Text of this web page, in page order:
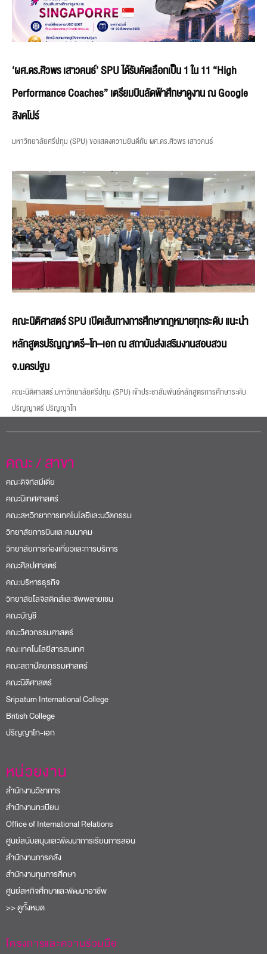
‘ผศ.ดร.ศิวพร เสาวคนธ์’ SPU ได้รับคัดเลือกเป็น 1 ใน 11 “High
Performance Coaches” เตรียมบินลัดฟ้าศึกษาดูงาน ณ Google
สิงคโปร์
มหาวิทยาลัยศรีปทุม (SPU) ขอแสดงความยินดีกับ ผศ.ดร.ศิวพร เสาวคนธ์
คณะนิติศาสตร์ SPU เปิดเส้นทางการศึกษากฎหมายทุกระดับ แนะนำ
หลักสูตรปริญญาตรี–โท–เอก ณ สถาบันส่งเสริมงานสอบสวน
จ.นครปฐม
คณะนิติศาสตร์ มหาวิทยาลัยศรีปทุม (SPU) เข้าประชาสัมพันธ์หลักสูตรการศึกษาระดับ
ปริญญาตรี ปริญญาโท
คณะ / สาขา
คณะดิจิทัลมีเดีย
คณะนิเทศศาสตร์
คณะสหวิทยาการเทคโนโลยีและนวัตกรรม
วิทยาลัยการบินและคมนาคม
วิทยาลัยการท่องเที่ยวและการบริการ
คณะศิลปศาสตร์
คณะบริหารธุรกิจ
วิทยาลัยโลจิสติกส์และซัพพลายเชน
คณะบัญชี
คณะวิศวกรรมศาสตร์
คณะเทคโนโลยีสารสนเทศ
คณะสถาปัตยกรรมศาสตร์
คณะนิติศาสตร์
Sripatum International College
British College
ปริญญาโท-เอก
หน่วยงาน
สำนักงานวิชาการ
สำนักงานทะเบียน
Office of International Relations
ศูนย์สนับสนุนและพัฒนาการเรียนการสอน
สำนักงานการคลัง
สำนักงานทุนการศึกษา
ศูนย์สหกิจศึกษาและพัฒนาอาชีพ
>> ดูทั้งหมด
โครงการและความร่วมมือ